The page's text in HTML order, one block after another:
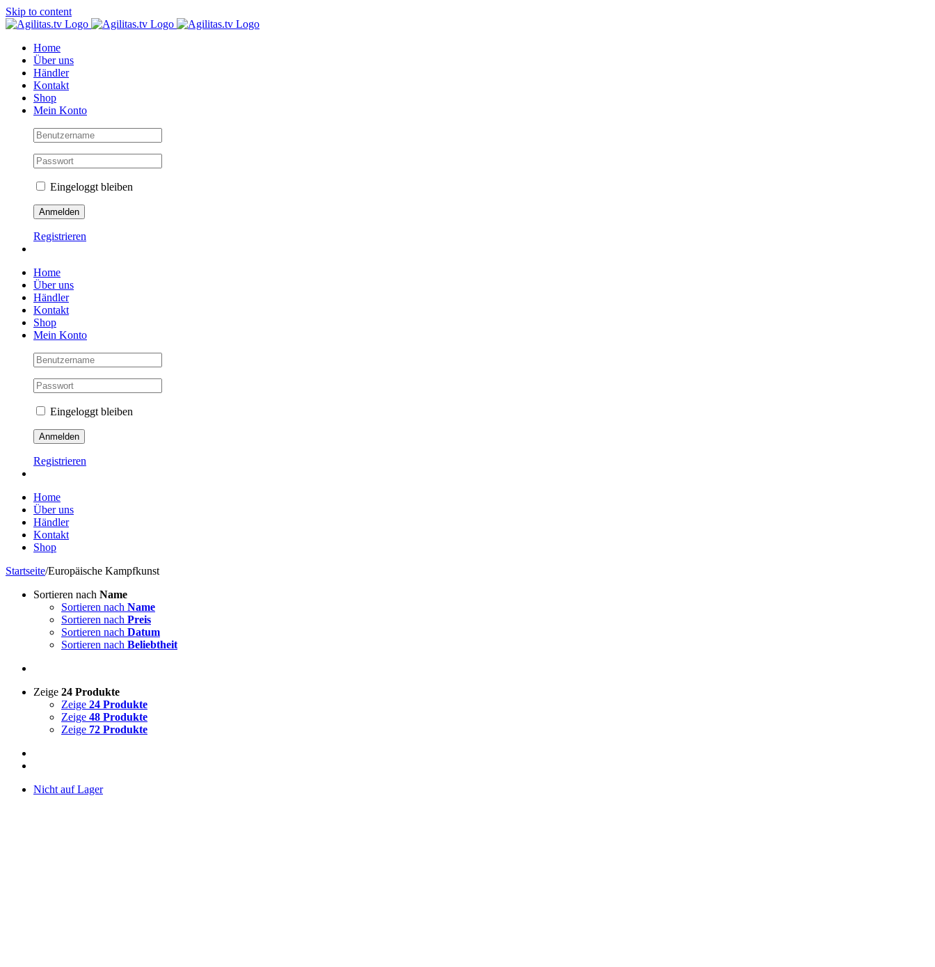
Skip to content
Home
Über uns
Händler
Kontakt
Shop
Mein Konto
Eingeloggt bleiben
Registrieren
Home
Über uns
Händler
Kontakt
Shop
Mein Konto
Eingeloggt bleiben
Registrieren
Home
Über uns
Händler
Kontakt
Shop
Startseite/Europäische Kampfkunst
Sortieren nach Name
Sortieren nach Name
Sortieren nach Preis
Sortieren nach Datum
Sortieren nach Beliebtheit
Zeige 24 Produkte
Zeige 24 Produkte
Zeige 48 Produkte
Zeige 72 Produkte
Nicht auf Lager